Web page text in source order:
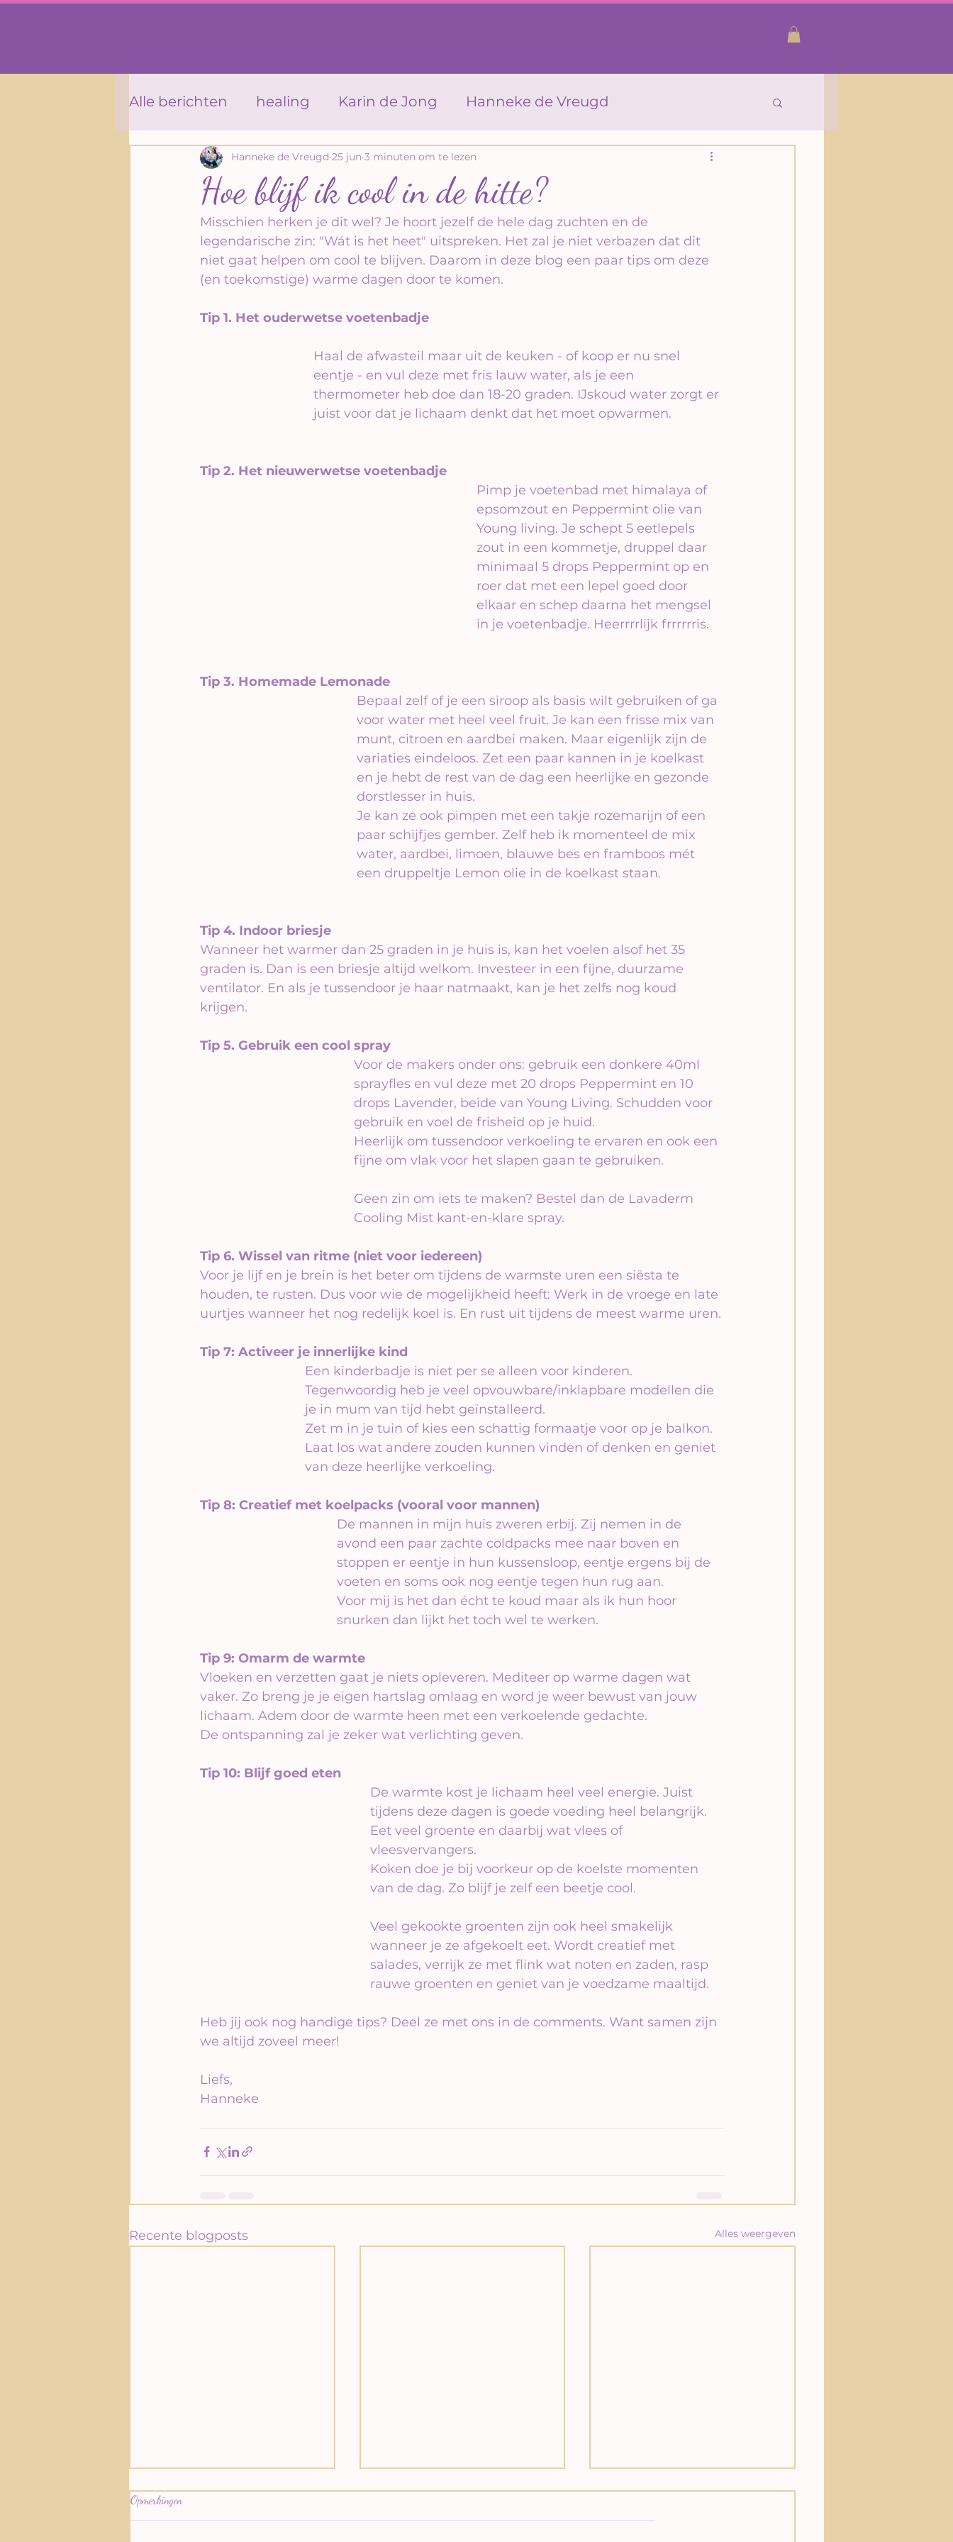
Alle berichten healing Karin de Jong Hanneke de Vreugd
Lieke van Zeeland Petra Oudshoorn Sandra van Velzen Petra Jungblut
bewustzijn liefde zijn & zien intuïtie jezelf zijn Massage
Ayurvedische Massage Ayurvedische Lichaams Massage Ontspanning
Hoe blijf ik cool in de hitte?
Hanneke de Vreugd 25 jun 3 minuten om te lezen
Misschien herken je dit wel? Je hoort jezelf de hele dag zuchten en de
legendarische zin: "Wát is het heet" uitspreken. Het zal je niet verbazen dat dit
niet gaat helpen om cool te blijven. Daarom in deze blog een paar tips om deze
(en toekomstige) warme dagen door te komen.
Tip 1. Het ouderwetse voetenbadje
Haal de afwasteil maar uit de keuken - of koop er nu snel
eentje - en vul deze met fris lauw water, als je een
thermometer heb doe dan 18-20 graden. IJskoud water zorgt er
juist voor dat je lichaam denkt dat het moet opwarmen.
Tip 2. Het nieuwerwetse voetenbadje
Pimp je voetenbad met himalaya of
epsomzout en Peppermint olie van
Young living. Je schept 5 eetlepels
zout in een kommetje, druppel daar
minimaal 5 drops Peppermint op en
roer dat met een lepel goed door
elkaar en schep daarna het mengsel
in je voetenbadje. Heerrrrlijk frrrrrris.
Tip 3. Homemade Lemonade
Bepaal zelf of je een siroop als basis wilt gebruiken of ga
voor water met heel veel fruit. Je kan een frisse mix van
munt, citroen en aardbei maken. Maar eigenlijk zijn de
variaties eindeloos. Zet een paar kannen in je koelkast
en je hebt de rest van de dag een heerlijke en gezonde
dorstlesser in huis.
Je kan ze ook pimpen met een takje rozemarijn of een
paar schijfjes gember. Zelf heb ik momenteel de mix
water, aardbei, limoen, blauwe bes en framboos mét
een druppeltje Lemon olie in de koelkast staan.
Tip 4. Indoor briesje
Wanneer het warmer dan 25 graden in je huis is, kan het voelen alsof het 35
graden is. Dan is een briesje altijd welkom. Investeer in een fijne, duurzame
ventilator. En als je tussendoor je haar natmaakt, kan je het zelfs nog koud
krijgen.
Tip 5. Gebruik een cool spray
Voor de makers onder ons: gebruik een donkere 40ml
sprayfles en vul deze met 20 drops Peppermint en 10
drops Lavender, beide van Young Living. Schudden voor
gebruik en voel de frisheid op je huid.
Heerlijk om tussendoor verkoeling te ervaren en ook een
fijne om vlak voor het slapen gaan te gebruiken.
Geen zin om iets te maken? Bestel dan de Lavaderm
Cooling Mist kant-en-klare spray.
Tip 6. Wissel van ritme (niet voor iedereen)
Voor je lijf en je brein is het beter om tijdens de warmste uren een siësta te
houden, te rusten. Dus voor wie de mogelijkheid heeft: Werk in de vroege en late
uurtjes wanneer het nog redelijk koel is. En rust uit tijdens de meest warme uren.
Tip 7: Activeer je innerlijke kind
Een kinderbadje is niet per se alleen voor kinderen.
Tegenwoordig heb je veel opvouwbare/inklapbare modellen die
je in mum van tijd hebt geïnstalleerd.
Zet m in je tuin of kies een schattig formaatje voor op je balkon.
Laat los wat andere zouden kunnen vinden of denken en geniet
van deze heerlijke verkoeling.
Tip 8: Creatief met koelpacks (vooral voor mannen)
De mannen in mijn huis zweren erbij. Zij nemen in de
avond een paar zachte coldpacks mee naar boven en
stoppen er eentje in hun kussensloop, eentje ergens bij de
voeten en soms ook nog eentje tegen hun rug aan.
Voor mij is het dan écht te koud maar als ik hun hoor
snurken dan lijkt het toch wel te werken.
Tip 9: Omarm de warmte
Vloeken en verzetten gaat je niets opleveren. Mediteer op warme dagen wat
vaker. Zo breng je je eigen hartslag omlaag en word je weer bewust van jouw
lichaam. Adem door de warmte heen met een verkoelende gedachte.
De ontspanning zal je zeker wat verlichting geven.
Tip 10: Blijf goed eten
De warmte kost je lichaam heel veel energie. Juist
tijdens deze dagen is goede voeding heel belangrijk.
Eet veel groente en daarbij wat vlees of
vleesvervangers.
Koken doe je bij voorkeur op de koelste momenten
van de dag. Zo blijf je zelf een beetje cool.
Veel gekookte groenten zijn ook heel smakelijk
wanneer je ze afgekoelt eet. Wordt creatief met
salades, verrijk ze met flink wat noten en zaden, rasp
rauwe groenten en geniet van je voedzame maaltijd.
Heb jij ook nog handige tips? Deel ze met ons in de comments. Want samen zijn
we altijd zoveel meer!
Liefs,
Hanneke
Recente blogposts Alles weergeven
Opmerkingen